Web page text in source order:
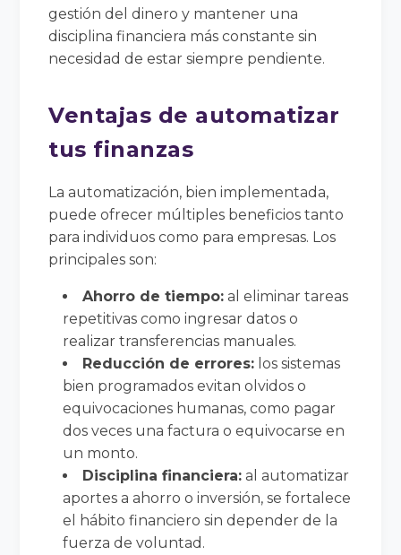
gestión del dinero y mantener una
disciplina financiera más constante sin
necesidad de estar siempre pendiente.
Ventajas de automatizar
tus finanzas
La automatización, bien implementada,
puede ofrecer múltiples beneficios tanto
para individuos como para empresas. Los
principales son:
Ahorro de tiempo: al eliminar tareas
repetitivas como ingresar datos o
realizar transferencias manuales.
Reducción de errores: los sistemas
bien programados evitan olvidos o
equivocaciones humanas, como pagar
dos veces una factura o equivocarse en
un monto.
Disciplina financiera: al automatizar
aportes a ahorro o inversión, se fortalece
el hábito financiero sin depender de la
fuerza de voluntad.